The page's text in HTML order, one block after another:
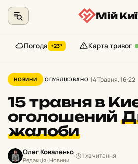
до
контенту
Мій
Погода +23° Карта тривог
НОВИНИ ОПУБЛІКОВАНО 14 Травня, 16:22
15 травня в
оголошений
жалоби
Олег Коваленко
Редакція · Новини
1 хв читання